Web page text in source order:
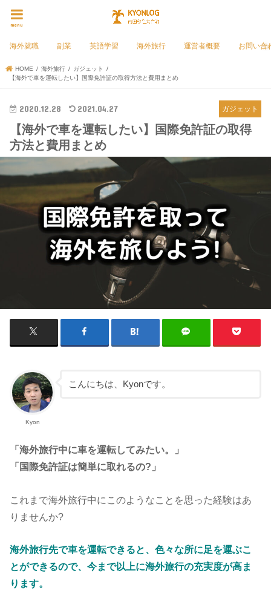
menu
海外就職 副業 英語学習 海外旅行 運営者概要 お問い合
HOME 海外旅行
ガジェット
【海外で車を運転したい】国際免許証の取得方法と費用まとめ
ガジェット
2020.12.28 2021.04.27
【海外で車を運転したい】国際免許証の取得
方法と費用まとめ
Kyon
こんにちは、Kyonです。
「海外旅行中に車を運転してみたい。」
「国際免許証は簡単に取れるの?」
これまで海外旅行中にこのようなことを思った経験はあ
りませんか?
海外旅行先で車を運転できると、色々な所に足を運ぶこ
とができるので、今まで以上に海外旅行の充実度が高ま
ります。